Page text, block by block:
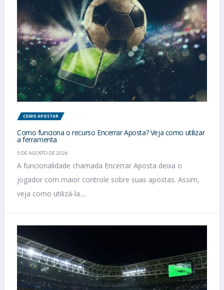
COMO APOSTAR
Como funciona o recurso Encerrar Aposta? Veja como utilizar
a ferramenta
5 DE AGOSTO DE 2026
A funcionalidade chamada Encerrar Aposta deixa o
jogador com maior controle sobre suas apostas. Assim,
veja como utilizá-la....